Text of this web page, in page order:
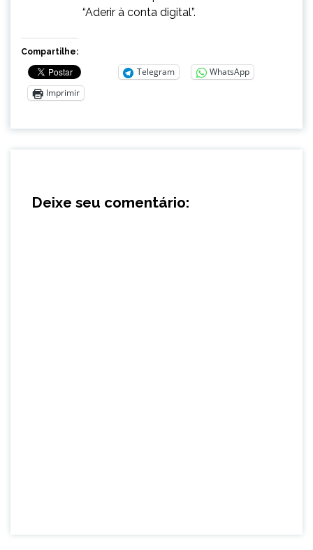
“Aderir à conta digital”.
Compartilhe:
Telegram
WhatsApp
Imprimir
Deixe seu comentário: